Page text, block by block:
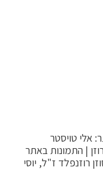
אלי טויסטר
| התמונות באתר
רוזנפלד ז"ל, יוסי